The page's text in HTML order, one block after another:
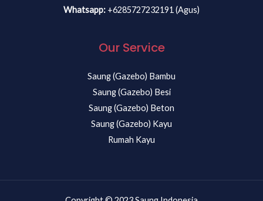
Whatsapp: +6285727232191 (Agus)
Our Service
Saung (Gazebo) Bambu
Saung (Gazebo) Besi
Saung (Gazebo) Beton
Saung (Gazebo) Kayu
Rumah Kayu